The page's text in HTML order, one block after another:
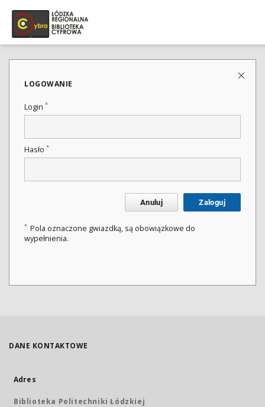
LOGOWANIE
Login *
Hasło *
Anuluj Zaloguj
* Pola oznaczone gwiazdką, są obowiązkowe do
wypełnienia.
DANE KONTAKTOWE
Adres
Biblioteka Politechniki Łódzkiej